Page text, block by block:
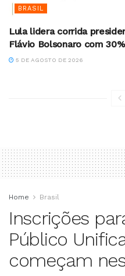
BRASIL
Lula lidera corrida
Flávio Bolsonaro com
5 DE AGOSTO DE 2026
Home Brasil
Inscrições
Público
começam